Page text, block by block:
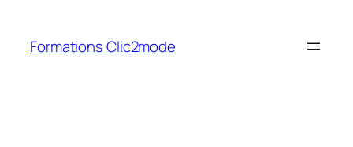
contenu
Formations Clic2mode